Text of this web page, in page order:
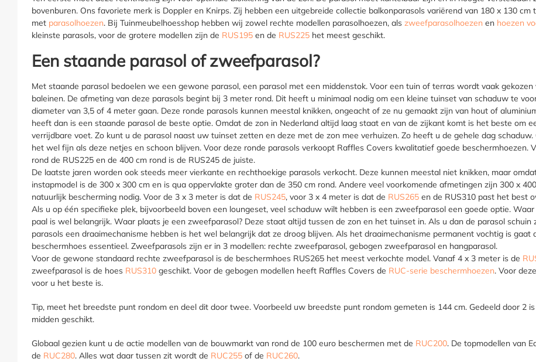
bovenburen. Ons favoriete merk is Doppler en Knirps. Zij hebben een uitgebreide collectie balkonparasols variërend van 180 x 130
met parasolhoezen. Bij Tuinmeubelhoesshop hebben wij zowel rechte modellen parasolhoezen, als zweefparasolhoezen en hoezen
kleinste parasols, voor de grotere modellen zijn de RUS195 en de RUS225 het meest geschikt.
Een staande parasol of zweefparasol?
Met staande parasol bedoelen we een gewone parasol, een parasol met een middenstok. Voor een tuin of terras wordt vaak
baleinen. De afmeting van deze parasols begint bij 3 meter rond. Dit heeft u minimaal nodig om een kleine tuinset van schaduw te
diameter van 3,5 of 4 meter gaan. Deze ronde parasols kunnen meestal knikken, ongeacht of ze nu gemaakt zijn van hout of
heeft dan is een staande parasol de beste optie. Omdat de zon in Nederland altijd laag staat en van de zijkant komt is het beste om
verrijdbare voet. Zo kunt u de parasol naast uw tuinset zetten en deze met de zon mee verhuizen. Zo heeft u de gehele dag
het wel fijn als deze netjes en schoon blijven. Voor deze ronde parasols verkoopt Raffles Covers kwalitatief goede beschermhoezen.
rond de RUS225 en de 400 cm rond is de RUS245 de juiste.
De laatste jaren worden ook steeds meer vierkante en rechthoekige parasols verkocht. Deze kunnen meestal niet knikken, maar
instapmodel is de 300 x 300 cm en is qua oppervlakte groter dan de 350 cm rond. Andere veel voorkomende afmetingen zijn 300 x
natuurlijk bescherming nodig. Voor de 3 x 3 meter is dat de RUS245, voor 3 x 4 meter is dat de RUS265 en de RUS310 past het best
Als u op één specifieke plek, bijvoorbeeld boven een loungeset, veel schaduw wilt hebben is een zweefparasol een goede optie.
paal is wel belangrijk. Waar plaats je een zweefparasol? Deze staat altijd tussen de zon en het tuinset in. Als u dan de parasol
parasols een draaimechanisme hebben is het wel belangrijk dat ze droog blijven. Als het draaimechanisme permanent vochtig is
beschermhoes essentieel. Zweefparasols zijn er in 3 modellen: rechte zweefparasol, gebogen zweefparasol en hangparasol.
Voor de gewone standaard rechte zweefparasol is de beschermhoes RUS265 het meest verkochte model. Vanaf 4 x 3 meter is de
zweefparasol is de hoes RUS310 geschikt. Voor de gebogen modellen heeft Raffles Covers de RUC-serie beschermhoezen. Voor
voor u het beste is.
Tip, meet het breedste punt rondom en deel dit door twee. Voorbeeld uw breedste punt rondom gemeten is 144 cm. Gedeeld door 2
midden geschikt.
Globaal gezien kunt u de actie modellen van de bouwmarkt van rond de 100 euro beschermen met de RUC200. De topmodellen van
de RUC280. Alles wat daar tussen zit wordt de RUC255 of de RUC260.